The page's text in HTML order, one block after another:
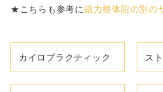
★こちらも参考に徳力整体院の別の
カイロプラクティック ス